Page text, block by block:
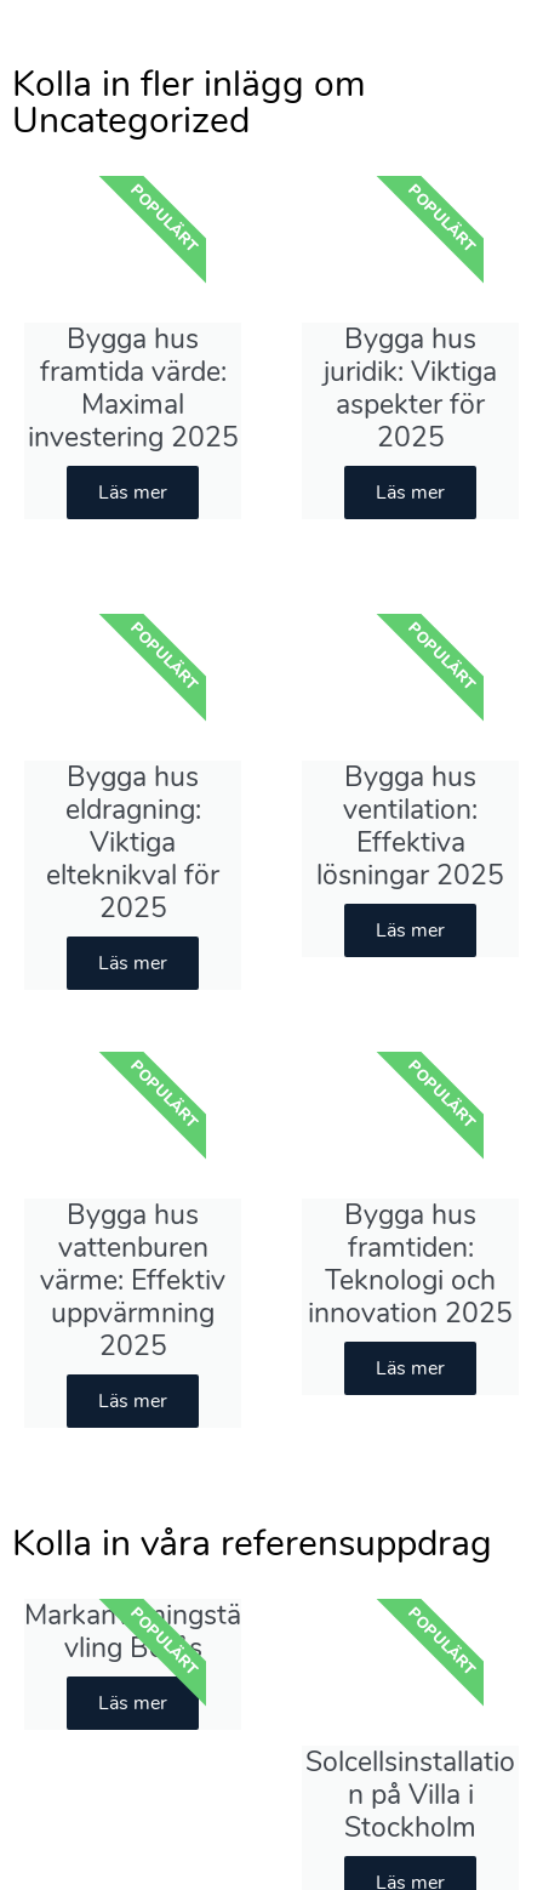
Kolla in fler inlägg om ​
Uncategorized
Bygga hus
framtida värde:
Maximal
investering 2025
Läs mer
POPULÄRT
Bygga hus
juridik: Viktiga
aspekter för
2025
Läs mer
POPULÄRT
Bygga hus
eldragning:
Viktiga
elteknikval för
2025
Läs mer
POPULÄRT
Bygga hus
ventilation:
Effektiva
lösningar 2025
Läs mer
POPULÄRT
Bygga hus
vattenburen
värme: Effektiv
uppvärmning
2025
Läs mer
POPULÄRT
Bygga hus
framtiden:
Teknologi och
innovation 2025
Läs mer
POPULÄRT
Kolla in våra referensuppdrag
Markanvisningstä
vling Borås
Läs mer
POPULÄRT
Solcellsinstallatio
n på Villa i
Stockholm
Läs mer
POPULÄRT